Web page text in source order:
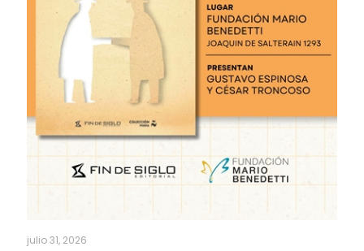
julio 31, 2026